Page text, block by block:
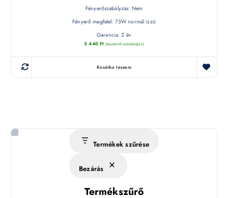
Fényerőszabályzás: Nem
Fényerő megfelel: 75W normál izzó
Garancia: 2 év
3 440 Ft (készletről érdeklődjön)
Kosárba teszem
Termékek szűrése
Bezárás
Termékszűrő